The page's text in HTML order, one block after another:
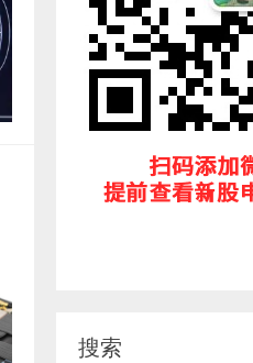
搜索